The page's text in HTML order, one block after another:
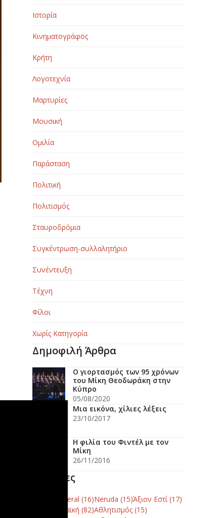
Ιστορία
Κινηματογράφος
Κρήτη
Λογοτεχνία
Μαρτυρίες
Μουσική
Ομιλία
Παράσταση
Πολιτική
Πολιτισμός
Σταυροδρόμια
Συγκέντρωση-συλλαλητήριο
Συνέντευξη
Τέχνη
Φίλοι
Χωρίς Κατηγορία
Δημοφιλή Άρθρα
Ο γιορτασμός των 95 χρόνων
του Μίκη Θεοδωράκη στην
Κύπρο
05/08/2020
Μια εικόνα, χίλιες λέξεις
23/10/2017
Η φιλία του Φιντέλ με τον
Μίκη
26/11/2016
Ετικέτες
Canto General (16)Neruda (15)Άξιον Εστί(17)
Έντεχνη λαϊκή (82)Αθλητισμός(15)